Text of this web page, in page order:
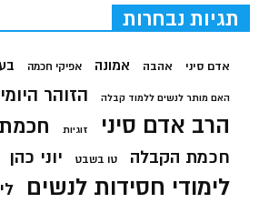
תגיות נבחרות
אדם סיני אהבה אמונה אפיקי חכמה
האם מותר לנשים ללמוד קבלה הזוהר היומי
הרב אדם סיני זוגיות
חכמת הקבלה טו בשבט יוני כהן
לימודי חסידות לנשים